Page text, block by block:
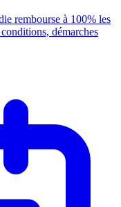
rembourse à 100% les
démarches